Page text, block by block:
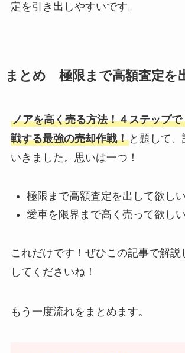
定を引き出しやすいです。
まとめ 極限まで高額査定を
ノアを高く売る方法！４ステップ
戦する最強の売却作戦！と題して、
いきました。思いは一つ！
極限まで高額査定を出して欲しい
愛車を限界まで高く売って欲しい
これだけです！ぜひこの記事で解説
してくださいね！
もう一度流れをまとめます。